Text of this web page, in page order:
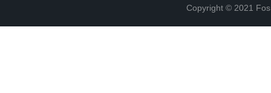
Copyright © 2021